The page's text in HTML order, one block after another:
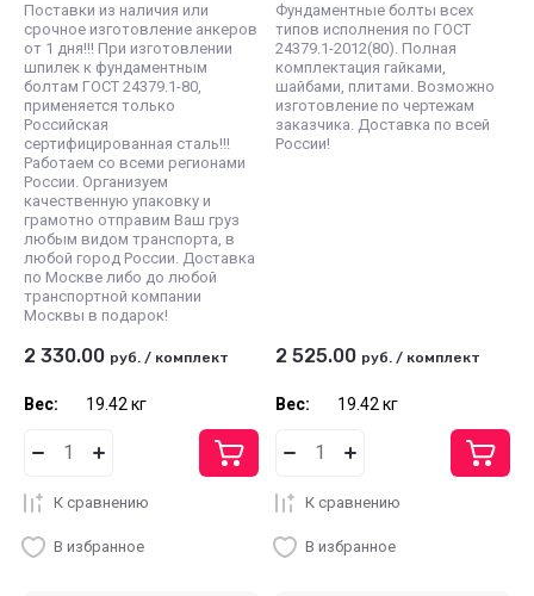
Поставки из наличия или
срочное изготовление анкеров
от 1 дня!!! При изготовлении
шпилек к фундаментным
болтам ГОСТ 24379.1-80,
применяется только
Российская
сертифицированная сталь!!!
Работаем со всеми регионами
России. Организуем
качественную упаковку и
грамотно отправим Ваш груз
любым видом транспорта, в
любой город России. Доставка
по Москве либо до любой
транспортной компании
Москвы в подарок!
2 330.00 руб. / комплект
Вес: 19.42 кг
К сравнению
В избранное
Фундаментные болты всех
типов исполнения по ГОСТ
24379.1-2012(80). Полная
комплектация гайками,
шайбами, плитами. Возможно
изготовление по чертежам
заказчика. Доставка по всей
России!
2 525.00 руб. / комплект
Вес: 19.42 кг
К сравнению
В избранное